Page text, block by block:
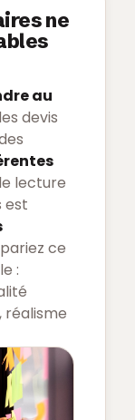
ne
au
devis
lecture
est
ce
:
réalisme